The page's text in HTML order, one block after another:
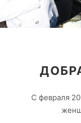
С февраля